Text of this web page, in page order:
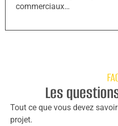
commerciaux…
Les
Tout ce que vous devez
projet.